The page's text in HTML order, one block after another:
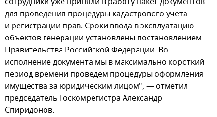
для проведения процедуры кадастрового учета
и регистрации прав. Сроки ввода в эксплуатацию
объектов генерации установлены постановлением
Правительства Российской Федерации. Во
исполнение документа мы в максимально короткий
период времени проведем процедуры оформления
имущества за юридическим лицом", — отметил
председатель Госкомрегистра Александр
Спиридонов.